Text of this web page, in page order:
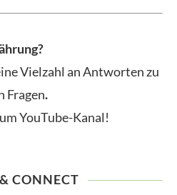
Vielzahl an Antworten zu
Fragen.
YouTube-Kanal!
CONNECT